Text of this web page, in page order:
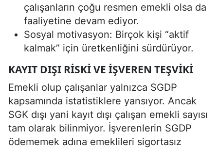
çalışanların çoğu resmen emekli olsa da
faaliyetine devam ediyor.
Sosyal motivasyon: Birçok kişi “aktif
kalmak” için üretkenliğini sürdürüyor.
KAYIT DIŞI RISKI VE İŞVEREN TEŞVIKI
Emekli olup çalışanlar yalnızca SGDP
kapsamında istatistiklere yansıyor. Ancak
SGK dışı yani kayıt dışı çalışan emekli sayısı
tam olarak bilinmiyor. İşverenlerin SGDP
ödememek adına emeklileri sigortasız